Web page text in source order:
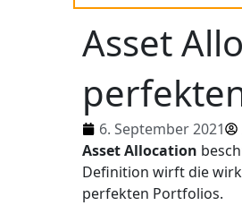
Asset
6. September 2021
Asset Allocation
Definition wirft die
perfekten Portfolios.